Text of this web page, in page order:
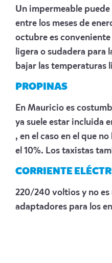
Un impermeable
entre los meses de
octubre es
ligera o sudadera para
bajar las temperaturas
PROPINAS
En Mauricio es
ya suele estar incluida
, en el caso en el que
el 10%. Los taxistas
CORRIENTE
220/240 voltios y no es
adaptadores para los